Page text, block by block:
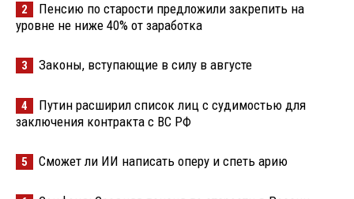
2
Пенсию по старости предложили закрепить на
уровне не ниже 40% от заработка
3 Законы, вступающие в силу в августе
4
Путин расширил список лиц с судимостью для
заключения контракта с ВС РФ
5 Сможет ли ИИ написать оперу и спеть арию